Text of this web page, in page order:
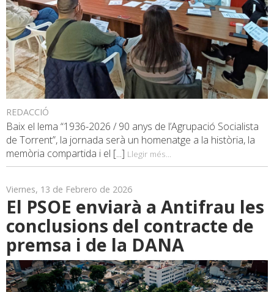
REDACCIÓ
Baix el lema “1936-2026 / 90 anys de l’Agrupació Socialista
de Torrent”, la jornada serà un homenatge a la història, la
memòria compartida i el [...] Llegir més...
Viernes, 13 de Febrero de 2026
El PSOE enviarà a Antifrau les
conclusions del contracte de
premsa i de la DANA